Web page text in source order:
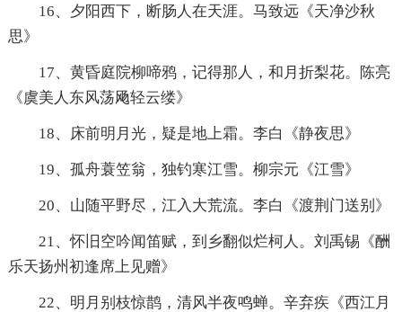
16、夕阳西下，断肠人在天涯。马致远《天净沙秋
思》
17、黄昏庭院柳啼鸦，记得那人，和月折梨花。陈亮
《虞美人东风荡飏轻云缕》
18、床前明月光，疑是地上霜。李白《静夜思》
19、孤舟蓑笠翁，独钓寒江雪。柳宗元《江雪》
20、山随平野尽，江入大荒流。李白《渡荆门送别》
21、怀旧空吟闻笛赋，到乡翻似烂柯人。刘禹锡《酬
乐天扬州初逢席上见赠》
22、明月别枝惊鹊，清风半夜鸣蝉。辛弃疾《西江月